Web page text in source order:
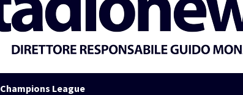
Champions League